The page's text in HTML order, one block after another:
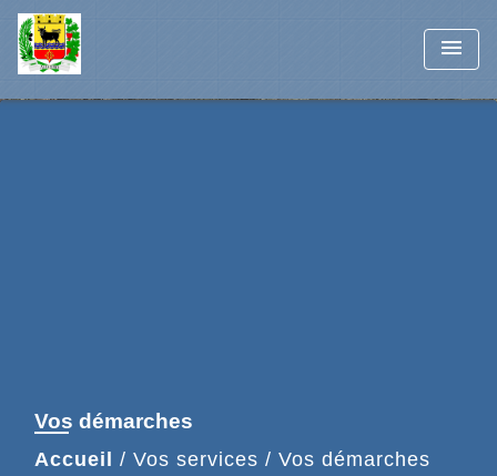
menu
Vos démarches
Accueil / Vos services / Vos démarches